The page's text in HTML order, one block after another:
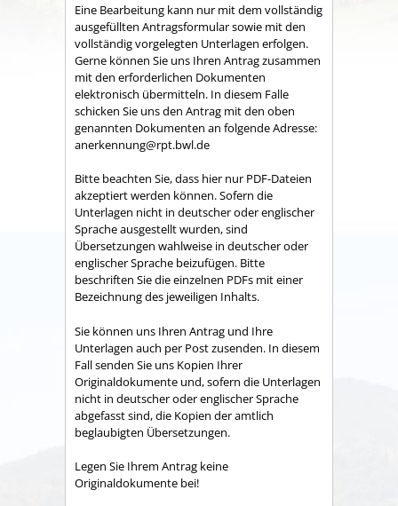
Eine Bearbeitung kann nur mit dem vollständig
ausgefüllten Antragsformular sowie mit den
vollständig vorgelegten Unterlagen erfolgen.
Gerne können Sie uns Ihren Antrag zusammen
mit den erforderlichen Dokumenten
elektronisch übermitteln. In diesem Falle
schicken Sie uns den Antrag mit den oben
genannten Dokumenten an folgende Adresse:
anerkennung@rpt.bwl.de
Bitte beachten Sie, dass hier nur PDF-Dateien
akzeptiert werden können. Sofern die
Unterlagen nicht in deutscher oder englischer
Sprache ausgestellt wurden, sind
Übersetzungen wahlweise in deutscher oder
englischer Sprache beizufügen. Bitte
beschriften Sie die einzelnen PDFs mit einer
Bezeichnung des jeweiligen Inhalts.
Sie können uns Ihren Antrag und Ihre
Unterlagen auch per Post zusenden. In diesem
Fall senden Sie uns Kopien Ihrer
Originaldokumente und, sofern die Unterlagen
nicht in deutscher oder englischer Sprache
abgefasst sind, die Kopien der amtlich
beglaubigten Übersetzungen.
Legen Sie Ihrem Antrag keine
Originaldokumente bei!